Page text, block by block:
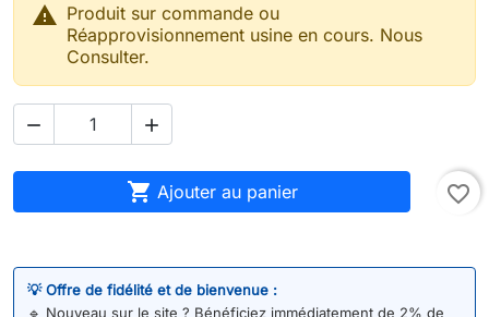
 Produit sur commande ou
Réapprovisionnement usine en cours. Nous
Consulter.
 
 Ajouter au panier favorite_border
💡 Offre de fidélité et de bienvenue :
🔹 Nouveau sur le site ? Bénéficiez immédiatement de 2% de